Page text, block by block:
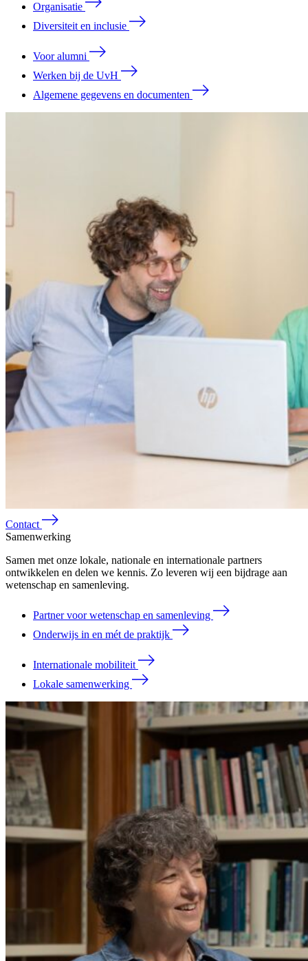
Organisatie
Diversiteit en inclusie
Voor alumni
Werken bij de UvH
Algemene gegevens en documenten
Contact
Samenwerking
Samen met onze lokale, nationale en internationale partners
ontwikkelen en delen we kennis. Zo leveren wij een bijdrage aan
wetenschap en samenleving.
Partner voor wetenschap en samenleving
Onderwijs in en mét de praktijk
Internationale mobiliteit
Lokale samenwerking